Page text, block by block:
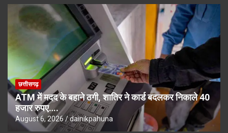
छत्तीसगढ़
ATM में मदद के बहाने ठगी, शातिर ने कार्ड बदलकर निकाले 40
हजार रुपए….
August 6, 2026 dainikpahuna